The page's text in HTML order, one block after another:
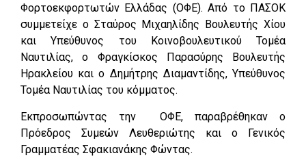
Φορτοεκφορτωτών Ελλάδας (ΟΦΕ). Από το ΠΑΣΟΚ
συμμετείχε ο Σταύρος Μιχαηλίδης Βουλευτής Χίου
και Υπεύθυνος του Κοινοβουλευτικού Τομέα
Ναυτιλίας, ο Φραγκίσκος Παρασύρης Βουλευτής
Ηρακλείου και ο Δημήτρης Διαμαντίδης, Υπεύθυνος
Τομέα Ναυτιλίας του κόμματος.
Εκπροσωπώντας την ΟΦΕ, παραβρέθηκαν ο
Πρόεδρος Συμεών Λευθεριώτης και ο Γενικός
Γραμματέας Σφακιανάκης Φώντας.